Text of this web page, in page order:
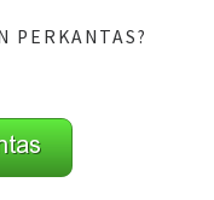
PERKANTAS?